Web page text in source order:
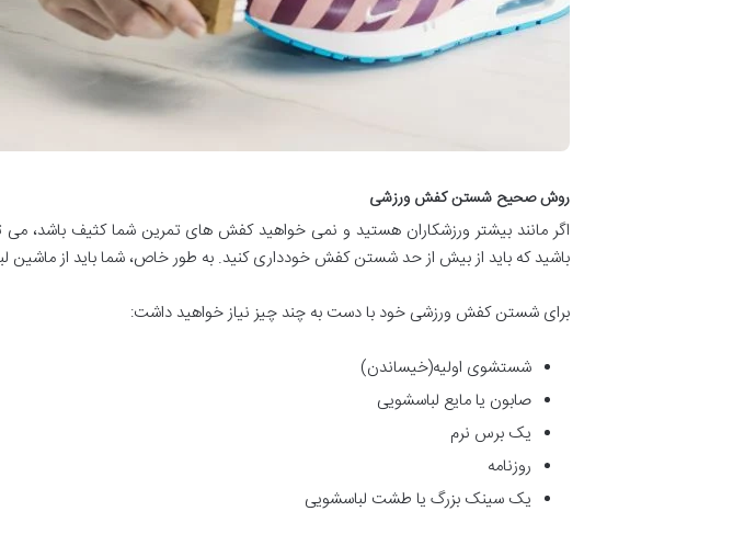
روش صحیح شستن کفش ورزشی
اگر مانند بیشتر ورزشکاران هستید و نمی خواهید کفش های تمرین شما کثیف باشد، می
باشید که باید از بیش از حد شستن کفش خودداری کنید. به طور خاص، شما باید از ماشین
برای شستن کفش ورزشی خود با دست به چند چیز نیاز خواهید داشت:
شستشوی اولیه(خیساندن)
صابون یا مایع لباسشویی
یک برس نرم
روزنامه
یک سینک بزرگ یا طشت لباسشویی